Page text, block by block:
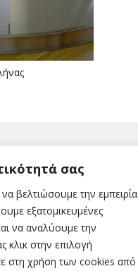
σας
βελτιώσουμε την εμπειρία
εξατομικευμένες
να αναλύουμε την
κλικ στην επιλογή
στη χρήση των cookies από
Η εταιρεία
Εταιρεία